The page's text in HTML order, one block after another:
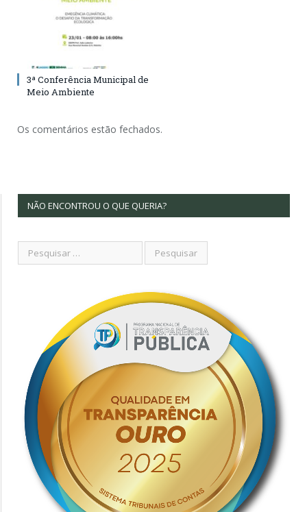
3ª Conferência Municipal de
Meio Ambiente
Os comentários estão fechados.
NÃO ENCONTROU O QUE QUERIA?